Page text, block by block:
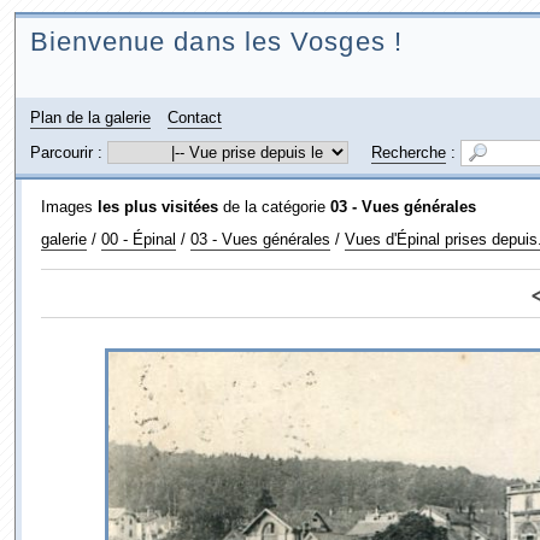
Bienvenue dans les Vosges !
Plan de la galerie
Contact
Parcourir :
Recherche:
Images les plus visitéesde la catégorie 03 - Vues générales
galerie/ 00 - Épinal / 03 - Vues générales / Vues d'Épinal prises